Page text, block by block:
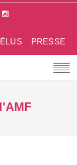
PRESSE